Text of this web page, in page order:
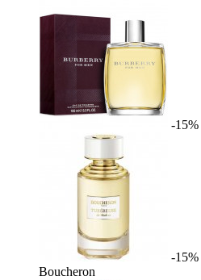
-15%
-15%
Boucheron